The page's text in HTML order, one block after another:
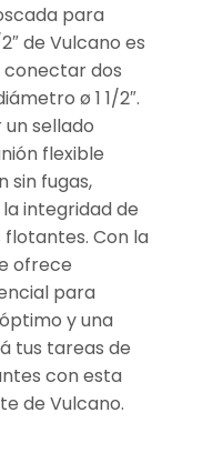
para
de Vulcano es
dos
ø 1 1/2″.
sellado
flexible
sin fugas,
integridad de
Con la
ofrece
para
y una
tus tareas de
con esta
de Vulcano.